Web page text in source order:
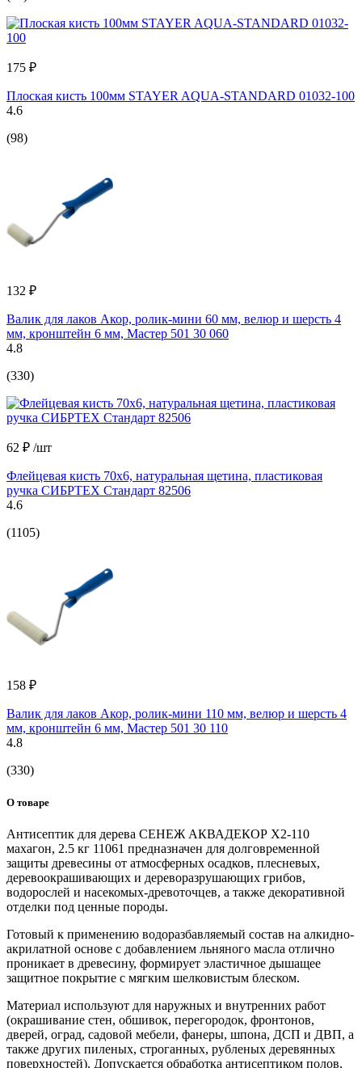
175 ₽
Плоская кисть 100мм STAYER AQUA-STANDARD 01032-100
4.6
(98)
132 ₽
Валик для лаков Акор, ролик-мини 60 мм, велюр и шерсть 4
мм, кронштейн 6 мм, Мастер 501 30 060
4.8
(330)
62 ₽ /шт
Флейцевая кисть 70х6, натуральная щетина, пластиковая
ручка СИБРТЕХ Стандарт 82506
4.6
(1105)
158 ₽
Валик для лаков Акор, ролик-мини 110 мм, велюр и шерсть 4
мм, кронштейн 6 мм, Мастер 501 30 110
4.8
(330)
О товаре
Антисептик для дерева СЕНЕЖ АКВАДЕКОР Х2-110
махагон, 2.5 кг 11061 предназначен для долговременной
защиты древесины от атмосферных осадков, плесневых,
деревоокрашивающих и дереворазрушающих грибов,
водорослей и насекомых-древоточцев, а также декоративной
отделки под ценные породы.
Готовый к применению водоразбавляемый состав на алкидно-
акрилатной основе с добавлением льняного масла отлично
проникает в древесину, формирует эластичное дышащее
защитное покрытие с мягким шелковистым блеском.
Материал используют для наружных и внутренних работ
(окрашивание стен, обшивок, перегородок, фронтонов,
дверей, оград, садовой мебели, фанеры, шпона, ДСП и ДВП, а
также других пиленых, строганных, рубленых деревянных
поверхностей). Допускается обработка антисептиком полов,